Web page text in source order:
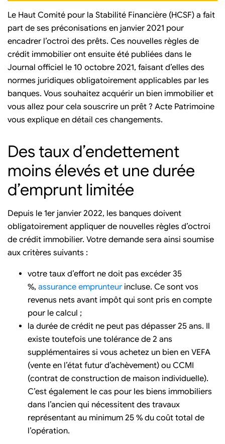
Le Haut Comité pour la Stabilité Financière (HCSF) a fait
part de ses préconisations en janvier 2021 pour
encadrer l’octroi des prêts. Ces nouvelles règles de
crédit immobilier ont ensuite été publiées dans le
Journal officiel le 10 octobre 2021, faisant d’elles des
normes juridiques obligatoirement applicables par les
banques. Vous souhaitez acquérir un bien immobilier et
vous allez pour cela souscrire un prêt ? Acte Patrimoine
vous explique en détail ces changements.
Des taux d’endettement
moins élevés et une durée
d’emprunt limitée
Depuis le 1er janvier 2022, les banques doivent
obligatoirement appliquer de nouvelles règles d’octroi
de crédit immobilier. Votre demande sera ainsi soumise
aux critères suivants :
votre taux d’effort ne doit pas excéder 35
%, assurance emprunteur incluse. Ce sont vos
revenus nets avant impôt qui sont pris en compte
pour le calcul ;
la durée de crédit ne peut pas dépasser 25 ans. Il
existe toutefois une tolérance de 2 ans
supplémentaires si vous achetez un bien en VEFA
(vente en l’état futur d’achèvement) ou CCMI
(contrat de construction de maison individuelle).
C’est également le cas pour les biens immobiliers
dans l’ancien qui nécessitent des travaux
représentant au minimum 25 % du coût total de
l’opération.